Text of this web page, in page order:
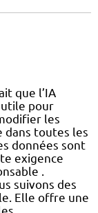
que l’IA
pour
les
dans toutes les
données sont
exigence
.
suivons des
Elle offre une